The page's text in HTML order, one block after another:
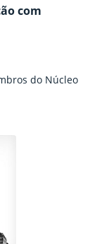
com
do Núcleo